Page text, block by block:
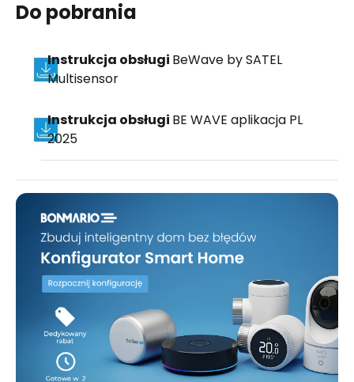
Do pobrania
Instrukcja obsługi BeWave by SATEL
Multisensor
Instrukcja obsługi BE WAVE aplikacja PL
2025